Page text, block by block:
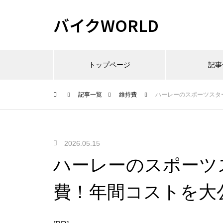
バイクWORLD
トップページ 記
記事一覧 維持費 ハーレーのスポーツス
2026.05.15
ハーレーのスポー
費！年間コストを大